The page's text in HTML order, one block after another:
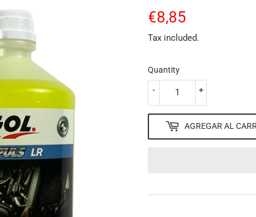
€8,85
Tax included.
Quantity
+
-
AGREGAR AL